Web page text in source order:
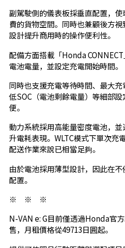
副駕駛側的儀表板採垂直配置，
費的貨物空間。同時也兼顧後方
設計提升商用時的操作便利性。
配備方面搭載「Honda
電池電量，並設定充電開始時間。
同時也支援充電等待時間、最大
低SOC（電池剩餘電量）等細部
便。
動力系統採用高能量密度電池，
升電耗表現。WLTC模式下單次充
配送作業來說已相當足夠。
由於電池採用薄型設計，因此在
配置。
※ ※ ※
N-VAN e: G目前僅透過Honda官
售，月租價格從49713日圓起。